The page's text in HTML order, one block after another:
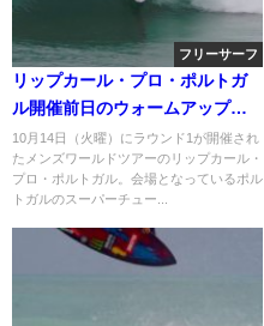
フリーサーフ
リップカール・プロ・ポルトガ
ル開催前日のウォームアップセ
ッション
10月14日（火曜）にラウンド1が開催され
たメンズワールドツアーのリップカール・
プロ・ポルトガル。会場となっているポル
トガルのスーパーチュー...